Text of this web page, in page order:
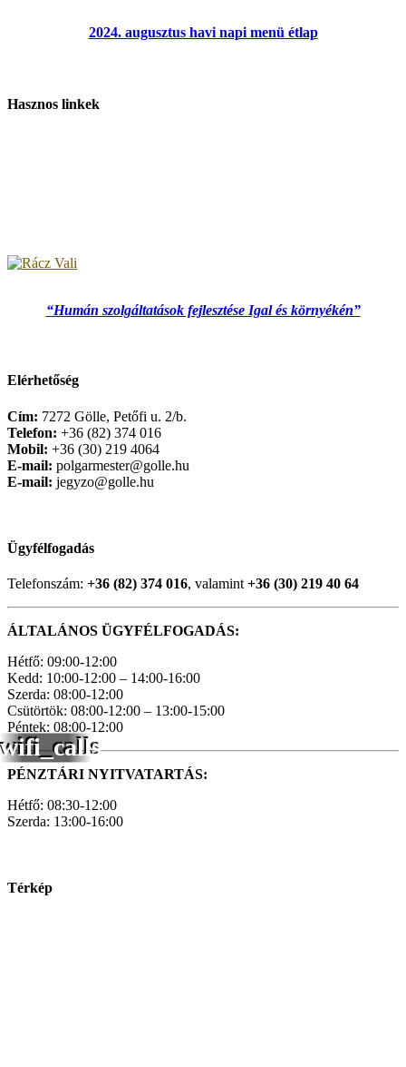
wifi_calls
2024. augusztus havi napi menü étlap
Hasznos linkek
“Humán szolgáltatások fejlesztése Igal és környékén”
Elérhetőség
Cím: 7272 Gölle, Petőfi u. 2/b.
Telefon: +36 (82) 374 016
Mobil: +36 (30) 219 4064
E-mail: polgarmester@golle.hu
E-mail: jegyzo@golle.hu
Ügyfélfogadás
Telefonszám: +36 (82) 374 016, valamint +36 (30) 219 40 64
ÁLTALÁNOS ÜGYFÉLFOGADÁS:
Hétfő: 09:00-12:00
Kedd: 10:00-12:00 – 14:00-16:00
Szerda: 08:00-12:00
Csütörtök: 08:00-12:00 – 13:00-15:00
Péntek: 08:00-12:00
PÉNZTÁRI NYITVATARTÁS:
Hétfő: 08:30-12:00
Szerda: 13:00-16:00
Térkép